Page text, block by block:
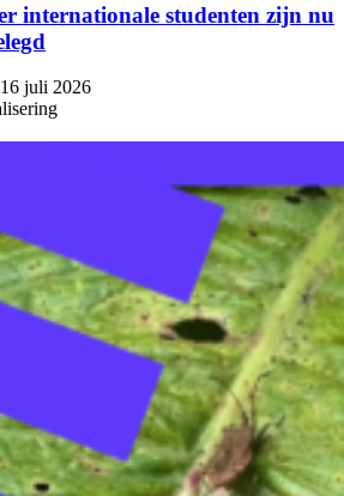
internationale studenten zijn nu
16 juli 2026